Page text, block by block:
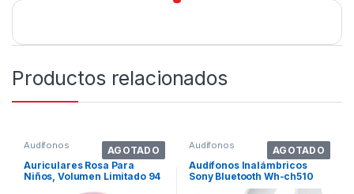
Productos relacionados
AGOTADO
Audífonos
Auriculares Rosa Para
Niños, Volumen Limitado 94
AGOTADO
Audífonos
Audífonos Inalámbricos
Sony Bluetooth Wh-ch510
Wh-ch510 Blanco